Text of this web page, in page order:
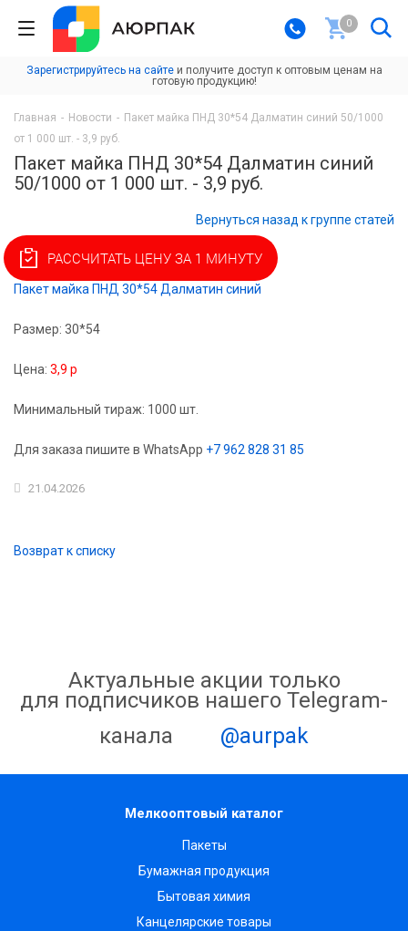
0
Зарегистрируйтесь на сайтеи получите доступ к оптовым ценам на
готовую продукцию!
Главная - Новости - Пакет майка ПНД 30*54 Далматин синий 50/1000
от 1 000 шт. - 3,9 руб.
Пакет майка ПНД 30*54 Далматин синий
50/1000 от 1 000 шт. - 3,9 руб.
Вернуться назад к группе статей
Пакет майка ПНД 30*54 Далматин синий
Размер: 30*54
Цена: 3,9 р
Минимальный тираж: 1000 шт.
Для заказа пишите в WhatsApp +7 962 828 31 85
21.04.2026
Возврат к списку
Актуальные акции только
для подписчиков нашего Telegram-
канала
@aurpak
Мелкооптовый каталог
Пакеты
Бумажная продукция
Бытовая химия
Канцелярские товары
РАССЧИТАТЬ ЦЕНУ ЗА 1 МИНУТУ